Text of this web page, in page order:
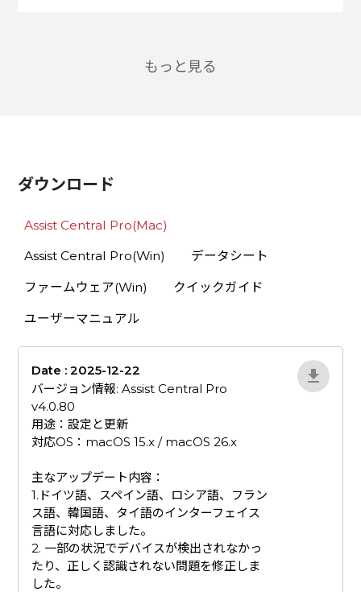
もっと見る
ダウンロード
Assist Central Pro(Mac)
Assist Central Pro(Win) データシート
ファームウェア(Win) クイックガイド
ユーザーマニュアル
Date : 2025-12-22
バージョン情報: Assist Central Pro
v4.0.80
用途：設定と更新
対応OS：macOS 15.x / macOS 26.x
​主なアップデート内容：
1.ドイツ語、スペイン語、ロシア語、フラン
ス語、韓国語、タイ語のインターフェイス
言語に対応しました。
2. 一部の状況でデバイスが検出されなかっ
たり、正しく認識されない問題を修正しま
した。